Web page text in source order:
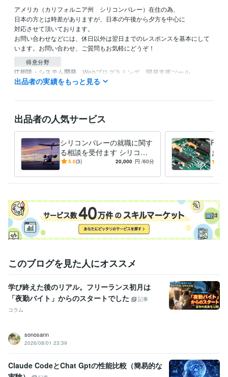
アメリカ（カリフォルニア州　シリコンバレー）在住の為、
日本の方とは時差がありますが、日本の午後から夕方を中心に
対応させて頂いております。
お問い合わせなどには、休日以外は翌日までのレスポンスを基本にして
います。お問い合わせ、ご質問もお気軽にどうぞ！
得意分野
IT相談・システム開発 Webプログラミング、開発支援ツール
システム設計 Webプログラミング
シリコンバレー システム開発
プログラムマネージメ
語学学習
海外履歴書
出品者の実績をもっと見る
出品者の人気サービス
シリコンバレーの就職に関す
る相談を受付ます シリコン
バレーの就職事情に関する情
5.0(3) 20,000 円 /60分
PCB
ま
豊富
このブログを見た人にオススメ
学び終えた後のリアル。フリーランス初月は
「夜勤バイト」からのスタートでした
記事
コラム
sonosann
2026/08/01 23:39
Claude CodeとChat Gptの性能比較（簡易的な